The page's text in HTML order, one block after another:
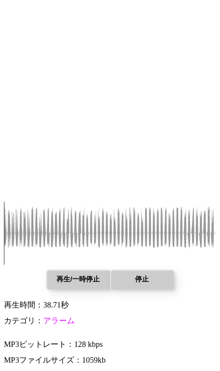
再生/一時停止 停止
再生時間：38.71秒
カテゴリ： アラーム
MP3ビットレート：128 kbps
MP3ファイルサイズ：1059kb